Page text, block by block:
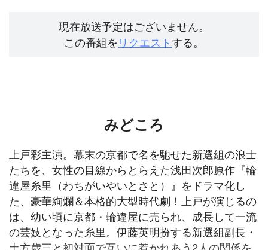
現在放送予定はございません。
この番組を リクエストする。
みどころ
上戸彩主演。幕末の京都で名を馳せた新選組の浪士
たちを、女性の目線からとらえた浅田次郎原作『輪
違屋糸里（わちがいやいとさと）』をドラマ化し
た、豪華絢爛＆本格的大型時代劇！上戸が演じるの
は、幼い頃に京都・輪違屋に売られ、成長して一流
の芸妓となった糸里。伊藤英明扮する新選組副長・